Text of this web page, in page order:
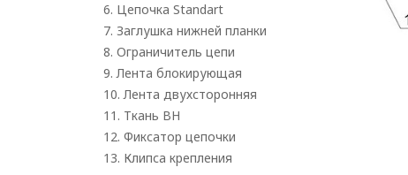
6. Цепочка Standart
7. Заглушка нижней планки
8. Ограничитель цепи
9. Лента блокирующая
10. Лента двухсторонняя
11. Ткань BH
12. Фиксатор цепочки
13. Клипса крепления